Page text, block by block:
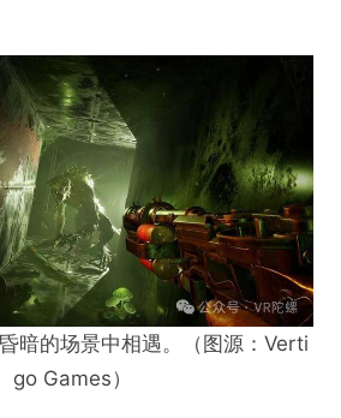
暗的场景中相遇。（图源：Verti
go Games）